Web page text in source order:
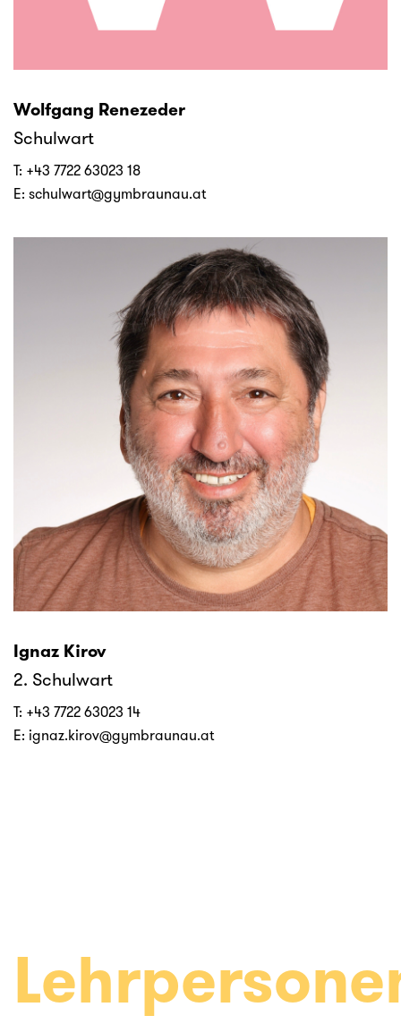
Wolfgang Renezeder
Schulwart
T: +43 7722 63023 18
E: schulwart@gymbraunau.at
Ignaz Kirov
2. Schulwart
T: +43 7722 63023 14
E: ignaz.kirov@gymbraunau.at